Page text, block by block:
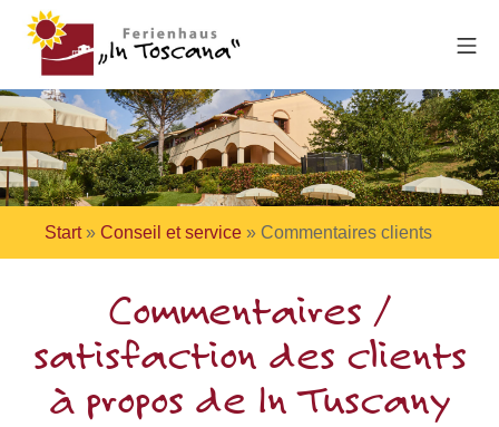
Start»Conseil et service »Commentaires clients
Commentaires /
satisfaction des clients
à propos de In Tuscany